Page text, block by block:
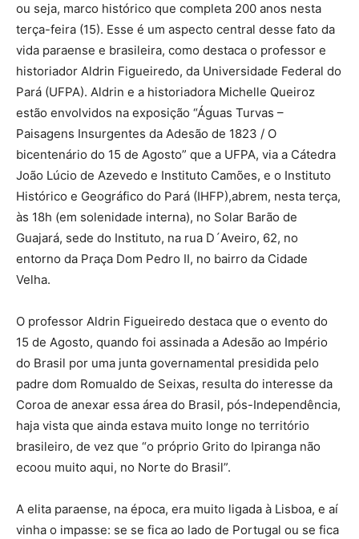
ou seja, marco histórico que completa 200 anos nesta
terça-feira (15). Esse é um aspecto central desse fato da
vida paraense e brasileira, como destaca o professor e
historiador Aldrin Figueiredo, da Universidade Federal do
Pará (UFPA). Aldrin e a historiadora Michelle Queiroz
estão envolvidos na exposição “Águas Turvas –
Paisagens Insurgentes da Adesão de 1823 / O
bicentenário do 15 de Agosto” que a UFPA, via a Cátedra
João Lúcio de Azevedo e Instituto Camões, e o Instituto
Histórico e Geográfico do Pará (IHFP),abrem, nesta terça,
às 18h (em solenidade interna), no Solar Barão de
Guajará, sede do Instituto, na rua D´Aveiro, 62, no
entorno da Praça Dom Pedro II, no bairro da Cidade
Velha.
O professor Aldrin Figueiredo destaca que o evento do
15 de Agosto, quando foi assinada a Adesão ao Império
do Brasil por uma junta governamental presidida pelo
padre dom Romualdo de Seixas, resulta do interesse da
Coroa de anexar essa área do Brasil, pós-Independência,
haja vista que ainda estava muito longe no território
brasileiro, de vez que “o próprio Grito do Ipiranga não
ecoou muito aqui, no Norte do Brasil”.
A elita paraense, na época, era muito ligada à Lisboa, e aí
vinha o impasse: se se fica ao lado de Portugal ou se fica